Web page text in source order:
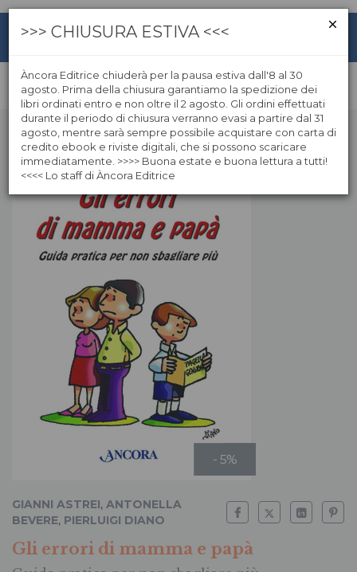
- 5%
GIANNI ASTREI, ANTONELLA
BEVERE, PIERLUIGI DIANO
Gli errori di mamma e papà
>>> CHIUSURA ESTIVA <<<
Àncora Editrice chiuderà per la pausa estiva dall'8 al 30
agosto. Prima della chiusura garantiamo la spedizione dei
libri ordinati entro e non oltre il 2 agosto. Gli ordini effettuati
durante il periodo di chiusura verranno evasi a partire dal 31
agosto, mentre sarà sempre possibile acquistare con carta di
credito ebook e riviste digitali, che si possono scaricare
immediatamente. >>>> Buona estate e buona lettura a tutti!
<<<< Lo staff di Àncora Editrice